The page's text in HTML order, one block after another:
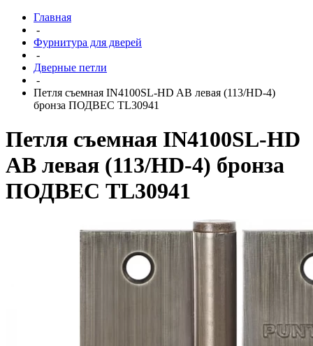
Главная
-
Фурнитура для дверей
-
Дверные петли
-
Петля съемная IN4100SL-HD AB левая (113/HD-4)
бронза ПОДВЕС TL30941
Петля съемная IN4100SL-HD
AB левая (113/HD-4) бронза
ПОДВЕС TL30941